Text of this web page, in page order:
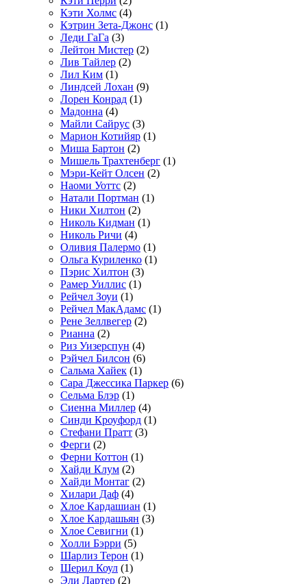
Кэти Холмс (4)
Кэтрин Зета-Джонс (1)
Леди ГаГа (3)
Лейтон Мистер (2)
Лив Тайлер (2)
Лил Ким (1)
Линдсей Лохан (9)
Лорен Конрад (1)
Мадонна (4)
Майли Сайрус (3)
Марион Котийяр (1)
Миша Бартон (2)
Мишель Трахтенберг (1)
Мэри-Кейт Олсен (2)
Наоми Уоттс (2)
Натали Портман (1)
Ники Хилтон (2)
Николь Кидман (1)
Николь Ричи (4)
Оливия Палермо (1)
Ольга Куриленко (1)
Пэрис Хилтон (3)
Рамер Уиллис (1)
Рейчел Зоуи (1)
Рейчел МакАдамс (1)
Рене Зеллвегер (2)
Рианна (2)
Риз Уизерспун (4)
Рэйчел Билсон (6)
Сальма Хайек (1)
Сара Джессика Паркер (6)
Сельма Блэр (1)
Сиенна Миллер (4)
Синди Кроуфорд (1)
Стефани Пратт (3)
Ферги (2)
Ферни Коттон (1)
Хайди Клум (2)
Хайди Монтаг (2)
Хилари Даф (4)
Хлое Кардашиан (1)
Хлое Кардашьян (3)
Хлое Севигни (1)
Холли Бэрри (5)
Шарлиз Терон (1)
Шерил Коул (1)
Эли Лартер (2)